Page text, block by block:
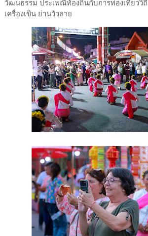
วัฒนธรรม ประเพณีท้องถิ่นกับการท่องเที่ยววิ
เครื่องเขิน ย่านวัวลาย